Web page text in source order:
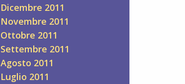
Dicembre 2011
Novembre 2011
Ottobre 2011
Settembre 2011
Agosto 2011
Luglio 2011